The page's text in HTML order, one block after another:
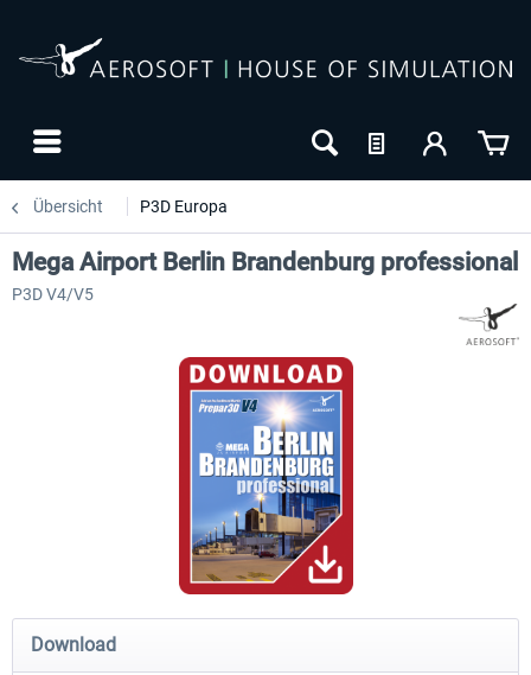
Übersicht P3D Europa
Hamburg-Finkenwerder Madeira X Evolution
Mega Airport Berlin Brandenburg professional
P3D V4/V5
Download